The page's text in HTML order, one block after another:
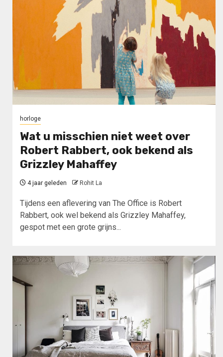
horloge
Wat u misschien niet weet over
Robert Rabbert, ook bekend als
Grizzley Mahaffey
4 jaar geleden Rohit La
Tijdens een aflevering van The Office is Robert
Rabbert, ook wel bekend als Grizzley Mahaffey,
gespot met een grote grijns...